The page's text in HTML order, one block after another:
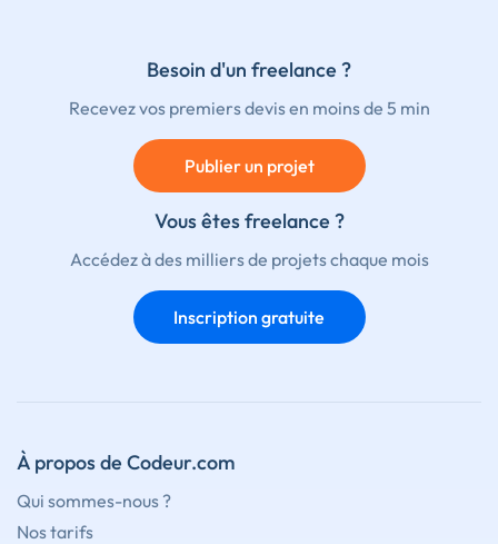
Besoin d'un freelance ?
Recevez vos premiers devis en moins de 5 min
Publier un projet
Vous êtes freelance ?
Accédez à des milliers de projets chaque mois
Inscription gratuite
À propos de Codeur.com
Qui sommes-nous ?
Nos tarifs